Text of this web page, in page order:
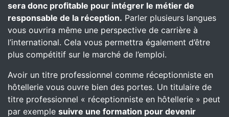
sera donc profitable pour intégrer le métier de
responsable de la réception. Parler plusieurs langues
vous ouvrira même une perspective de carrière à
l’international. Cela vous permettra également d’être
plus compétitif sur le marché de l’emploi.
Avoir un titre professionnel comme réceptionniste en
hôtellerie vous ouvre bien des portes. Un titulaire de
titre professionnel « réceptionniste en hôtellerie » peut
par exemple suivre une formation pour devenir